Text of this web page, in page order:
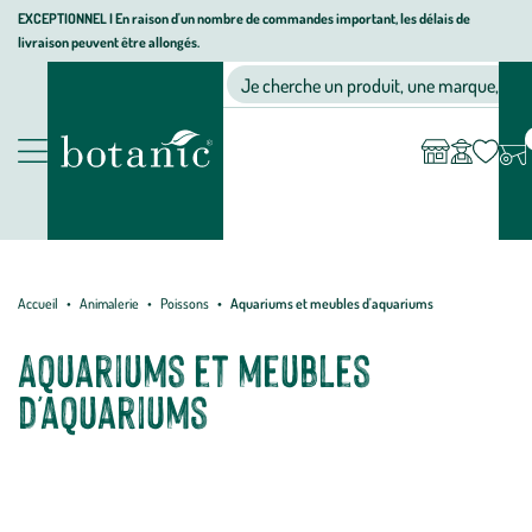
Aller
Aller
au
Aller
au
page
EXCEPTIONNEL I En raison d'un nombre de commandes important, les délais de
livraison peuvent être allongés.
Nos
animalerie,
décoration,
botanic®
Je cherche un produit, une marque, un
compte
Accueil Animalerie Poissons Aquariums et meubles d'aquariums
Aquariums et meubles
d'aquariums